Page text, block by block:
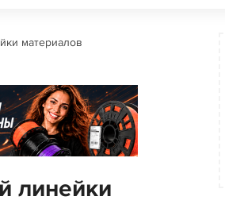
материалов
линейки